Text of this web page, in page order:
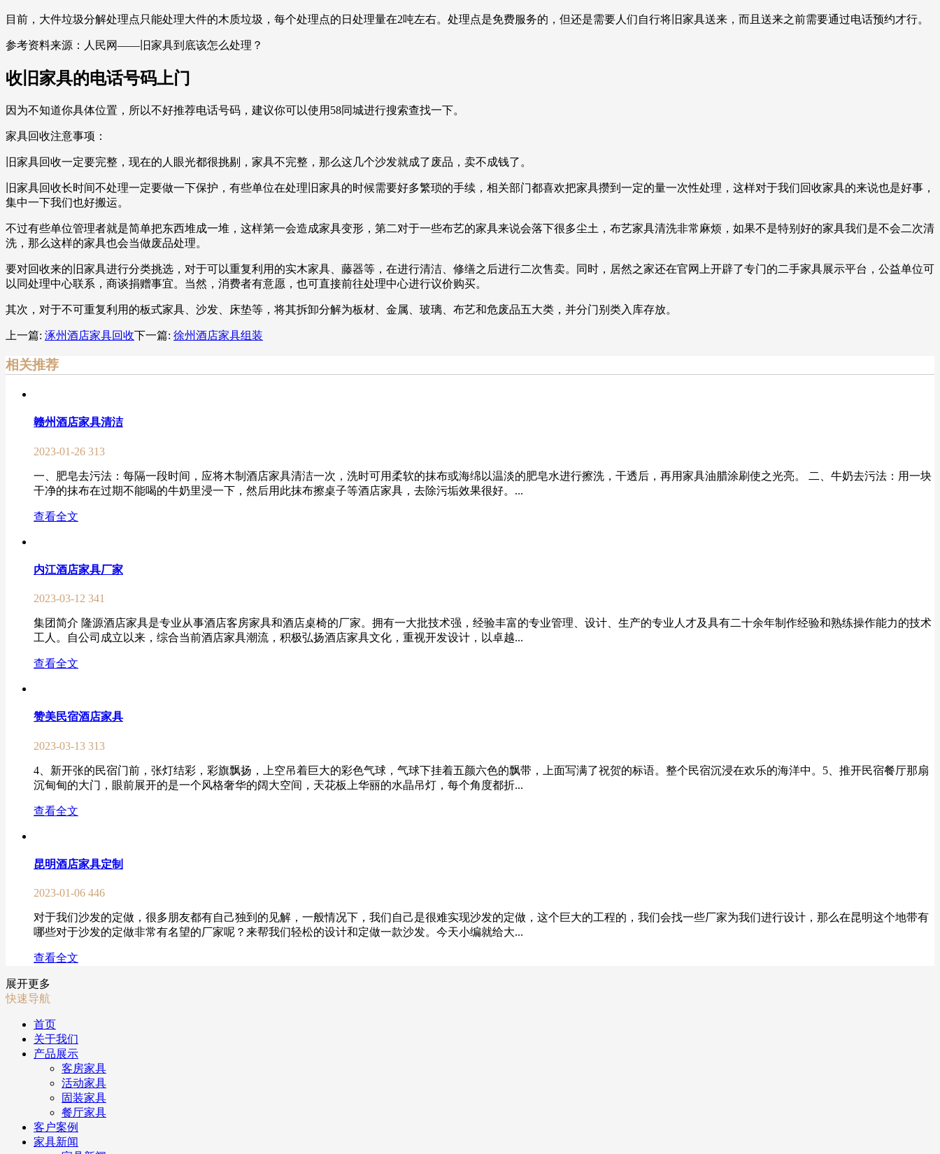
目前，大件垃圾分解处理点只能处理大件的木质垃圾，每个处理点的日处理量在2吨左右。处理点是免费服务的，但还是需要人们自行将旧家具送来，而且送来之前需要通过电话预约才行。
参考资料来源：人民网——旧家具到底该怎么处理？
收旧家具的电话号码上门
因为不知道你具体位置，所以不好推荐电话号码，建议你可以使用58同城进行搜索查找一下。
家具回收注意事项：
旧家具回收一定要完整，现在的人眼光都很挑剔，家具不完整，那么这几个沙发就成了废品，卖不成钱了。
旧家具回收长时间不处理一定要做一下保护，有些单位在处理旧家具的时候需要好多繁琐的手续，相关部门都喜欢把家具攒到一定的量一次性处理，这样对于我们回收家具的来说也是好事，
集中一下我们也好搬运。
不过有些单位管理者就是简单把东西堆成一堆，这样第一会造成家具变形，第二对于一些布艺的家具来说会落下很多尘土，布艺家具清洗非常麻烦，如果不是特别好的家具我们是不会二次清
洗，那么这样的家具也会当做废品处理。
要对回收来的旧家具进行分类挑选，对于可以重复利用的实木家具、藤器等，在进行清洁、修缮之后进行二次售卖。同时，居然之家还在官网上开辟了专门的二手家具展示平台，公益单位可
以同处理中心联系，商谈捐赠事宜。当然，消费者有意愿，也可直接前往处理中心进行议价购买。
其次，对于不可重复利用的板式家具、沙发、床垫等，将其拆卸分解为板材、金属、玻璃、布艺和危废品五大类，并分门别类入库存放。
上一篇: 涿州酒店家具回收下一篇: 徐州酒店家具组装
相关推荐
赣州酒店家具清洁
2023-01-26 313
一、肥皂去污法：每隔一段时间，应将木制酒店家具清洁一次，洗时可用柔软的抹布或海绵以温淡的肥皂水进行擦洗，干透后，再用家具油腊涂刷使之光亮。 二、牛奶去污法：用一块
干净的抹布在过期不能喝的牛奶里浸一下，然后用此抹布擦桌子等酒店家具，去除污垢效果很好。...
查看全文
内江酒店家具厂家
2023-03-12 341
集团简介 隆源酒店家具是专业从事酒店客房家具和酒店桌椅的厂家。拥有一大批技术强，经验丰富的专业管理、设计、生产的专业人才及具有二十余年制作经验和熟练操作能力的技术
工人。自公司成立以来，综合当前酒店家具潮流，积极弘扬酒店家具文化，重视开发设计，以卓越...
查看全文
赞美民宿酒店家具
2023-03-13 313
4、新开张的民宿门前，张灯结彩，彩旗飘扬，上空吊着巨大的彩色气球，气球下挂着五颜六色的飘带，上面写满了祝贺的标语。整个民宿沉浸在欢乐的海洋中。5、推开民宿餐厅那扇
沉甸甸的大门，眼前展开的是一个风格奢华的阔大空间，天花板上华丽的水晶吊灯，每个角度都折...
查看全文
昆明酒店家具定制
2023-01-06 446
对于我们沙发的定做，很多朋友都有自己独到的见解，一般情况下，我们自己是很难实现沙发的定做，这个巨大的工程的，我们会找一些厂家为我们进行设计，那么在昆明这个地带有
哪些对于沙发的定做非常有名望的厂家呢？来帮我们轻松的设计和定做一款沙发。今天小编就给大...
查看全文
展开更多
快速导航
首页
关于我们
产品展示
客房家具
活动家具
固装家具
餐厅家具
客户案例
家具新闻